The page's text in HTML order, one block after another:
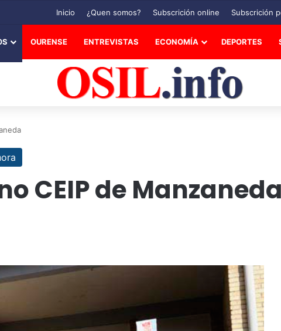
Inicio ¿Quen somos? Subscrición online Subscrición
OURENSE ENTREVISTAS ECONOMÍA DEPORTES
CEIP de Manzaneda